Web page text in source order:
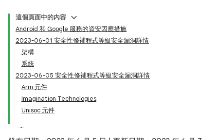
這個頁面中的內容
Android 和 Google 服務的資安因應措施
2023-06-01 安全性修補程式等級安全漏洞詳情
架構
系統
2023-06-05 安全性修補程式等級安全漏洞詳情
Arm 元件
Imagination Technologies
Unisoc 元件